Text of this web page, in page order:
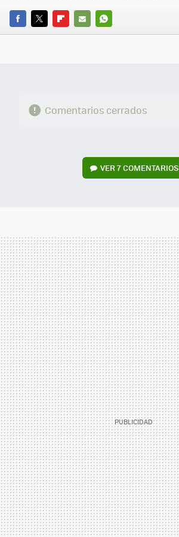
FACEBOOK
TWITTERFLIPBOARD
E-
WHATSAPP
Comentarios cerrados
VER7 COMENTARIOS